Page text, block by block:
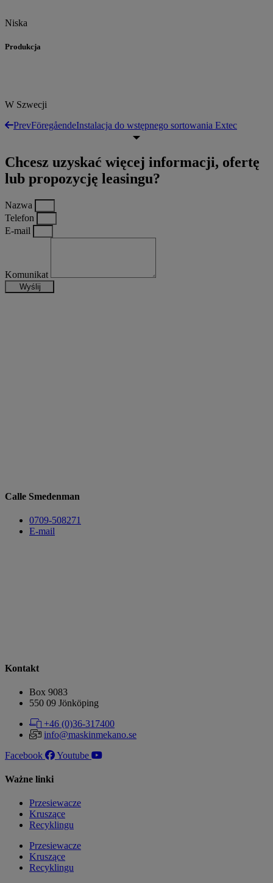
Niska
Produkcja
W Szwecji
PrevFöregåendeInstalacja do wstępnego sortowania Extec
Chcesz uzyskać więcej informacji, ofertę
lub propozycję leasingu?
Nazwa
Telefon
E-mail
Komunikat
Wyślij
Calle Smedenman
​​​​​​​0709-508271
E-mail
Kontakt
Box 9083
​​​​​​​550 09 Jönköping
+46 (0)36-317400
info@maskinmekano.se
Facebook
Youtube
Ważne linki
Przesiewacze
Kruszące
Recyklingu
Przesiewacze
Kruszące
Recyklingu